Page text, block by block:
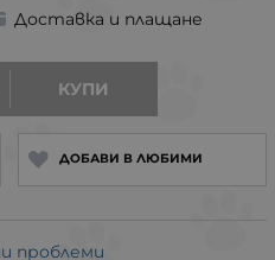
Доставка и плащане
КУПИ
ДОБАВИ В ЛЮБИМИ
проблеми